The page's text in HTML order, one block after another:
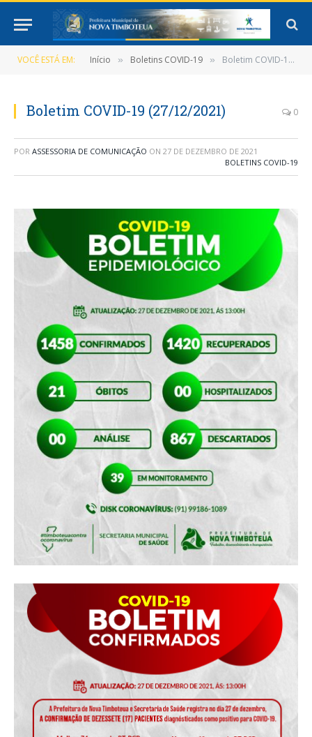
VOCÊ ESTÁ EM: Início » Boletins COVID-19 » Boletim COVID-19 (27/12/2021)
Boletim COVID-19 (27/12/2021) 0
POR ASSESSORIA DE COMUNICAÇÃO ON 27 DE DEZEMBRO DE 2021
BOLETINS COVID-19